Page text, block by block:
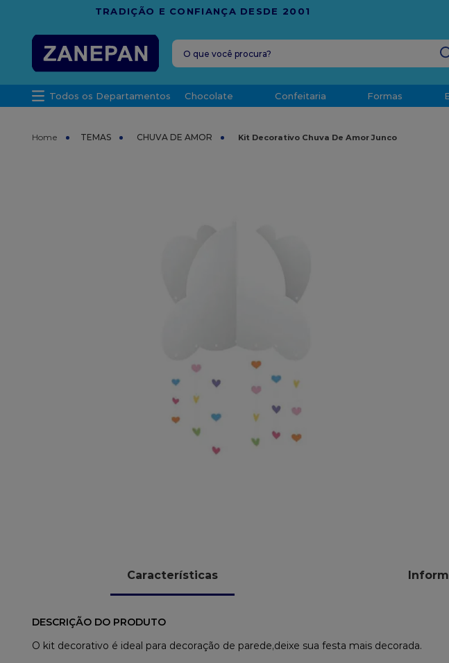
FRETE GRÁTIS
O que você procura?
Todos os Departamentos Chocolate Confeitaria Formas
TEMAS CHUVA DE AMOR Kit Decorativo Chuva De Amor Junco
Características
DESCRIÇÃO DO PRODUTO
O kit decorativo é ideal para decoração de parede,deixe sua festa mais decorada.
leite condensado
caixa kraft